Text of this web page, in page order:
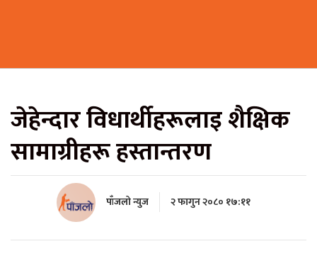
जेहेन्दार विधार्थीहरूलाइ शैक्षिक
सामाग्रीहरू हस्तान्तरण
पाँजलो न्युज २ फागुन २०८० १७:११